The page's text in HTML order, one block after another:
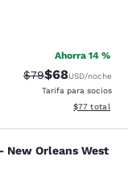
54 reseñas
Ahorra 14 %
Precio tachado:
$79Precio con
$68USD/noche
Tarifa para socios
Ver detalles
$77 total
New
New Orleans West